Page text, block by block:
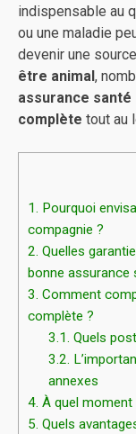
indispensable au
ou une maladie
devenir une
être animal,
assurance
complète tout au
1. Pourquoi
compagnie ?
2. Quelles
bonne assurance
3. Comment
complète ?
3.1. Quels
3.2.
annexes
4. À quel moment
5. Quels